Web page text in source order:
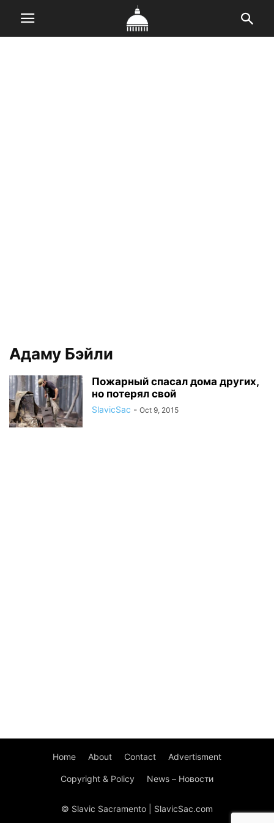
Адаму Бэйли
Пожарный спасал дома других,
но потерял свой
SlavicSac - Oct 9, 2015
Home About Contact Advertisment
Copyright & Policy News – Новости
© Slavic Sacramento | SlavicSac.com